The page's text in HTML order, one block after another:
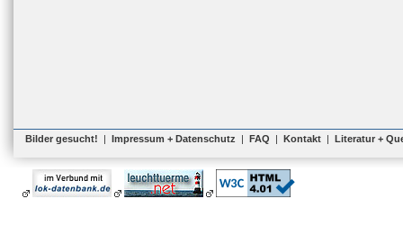
Bilder gesucht! | Impressum + Datenschutz | FAQ | Kontakt | Literatur +